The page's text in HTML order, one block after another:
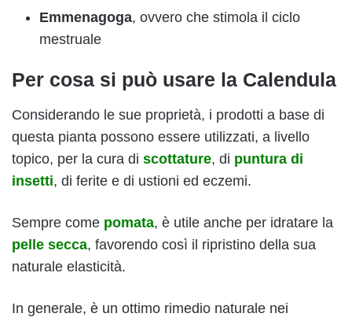
Emmenagoga, ovvero che stimola il ciclo
mestruale
Per cosa si può usare la Calendula
Considerando le sue proprietà, i prodotti a base di
questa pianta possono essere utilizzati, a livello
topico, per la cura di scottature, di puntura di
insetti, di ferite e di ustioni ed eczemi.
Sempre come pomata, è utile anche per idratare la
pelle secca, favorendo così il ripristino della sua
naturale elasticità.
In generale, è un ottimo rimedio naturale nei